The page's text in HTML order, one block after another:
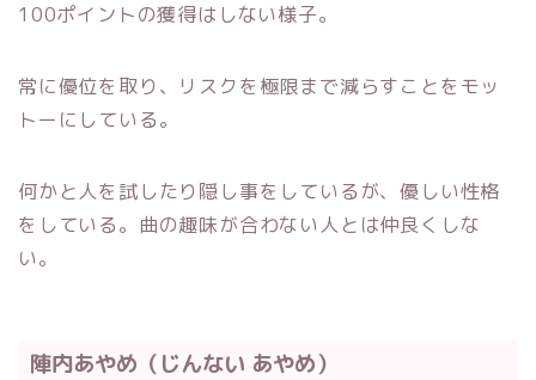
100ポイントの獲得はしない様子。
常に優位を取り、リスクを極限まで減らすことをモッ
トーにしている。
何かと人を試したり隠し事をしているが、優しい性格
をしている。曲の趣味が合わない人とは仲良くしな
い。
陣内あやめ（じんない あやめ）